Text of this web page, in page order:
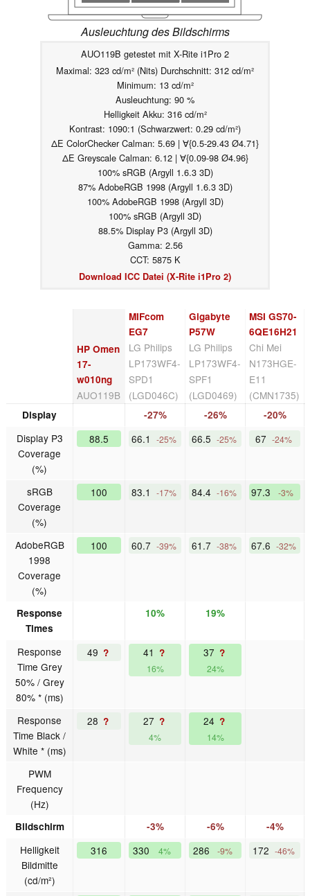
Ausleuchtung des Bildschirms
AUO119B getestet mit X-Rite i1Pro 2
Maximal: 323 cd/m² (Nits) Durchschnitt: 312 cd/m²
Minimum: 13 cd/m²
Ausleuchtung: 90 %
Helligkeit Akku: 316 cd/m²
Kontrast: 1090:1 (Schwarzwert: 0.29 cd/m²)
ΔE ColorChecker Calman: 5.69 | ∀{0.5-29.43 Ø4.71}
ΔE Greyscale Calman: 6.12 | ∀{0.09-98 Ø4.96}
100% sRGB (Argyll 1.6.3 3D)
87% AdobeRGB 1998 (Argyll 1.6.3 3D)
100% AdobeRGB 1998 (Argyll 3D)
100% sRGB (Argyll 3D)
88.5% Display P3 (Argyll 3D)
Gamma: 2.56
CCT: 5875 K
Download ICC Datei (X-Rite i1Pro 2)
HP Omen
17-
w010ng
AUO119B
MIFcom
EG7
LG Philips
LP173WF4-
SPD1
(LGD046C)
Gigabyte
P57W
LG Philips
LP173WF4-
SPF1
(LGD0469)
MSI GS70-
6QE16H21
Chi Mei
N173HGE-
E11
(CMN1735)
Display -27% -26% -20%
Display P3
Coverage
(%)
88.5 66.1 -25% 66.5 -25% 67 -24%
sRGB
Coverage
(%)
100 83.1 -17% 84.4 -16% 97.3 -3%
AdobeRGB
1998
Coverage
(%)
100 60.7 -39% 61.7 -38% 67.6 -32%
Response
Times
10% 19%
Response
Time Grey
50% / Grey
80% * (ms)
49 ? 41 ?
16%
37 ?
24%
Response
Time Black /
White * (ms)
28 ? 27 ?
4%
24 ?
14%
PWM
Frequency
(Hz)
Bildschirm -3% -6% -4%
Helligkeit
Bildmitte
(cd/m²)
316 330 4% 286 -9% 172 -46%